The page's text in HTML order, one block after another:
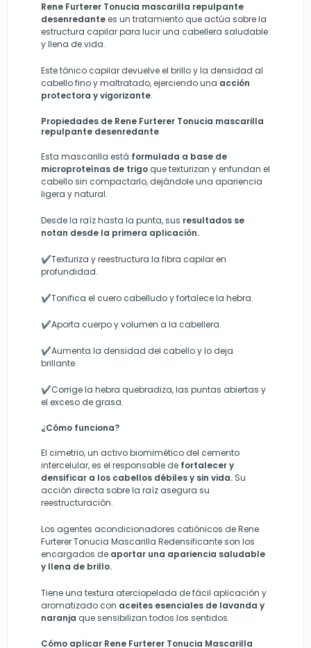
Rene Furterer Tonucia mascarilla repulpante
desenredantees un tratamiento que actúa sobre la
estructura capilar para lucir una cabellera saludable
y llena de vida.
Este tónico capilar devuelve el brillo y la densidad al
cabello fino y maltratado, ejerciendo una acción
protectora y vigorizante.
Propiedades de Rene Furterer Tonucia mascarilla
repulpante desenredante
Esta mascarilla está formulada a base de
microproteínas de trigo que texturizan y enfundan el
cabello sin compactarlo, dejándole una apariencia
ligera y natural.
Desde la raíz hasta la punta, sus resultados se
notan desde la primera aplicación.
✔Texturiza y reestructura la fibra capilar en
profundidad.
✔Tonifica el cuero cabelludo y fortalece la hebra.
✔Aporta cuerpo y volumen a la cabellera.
✔Aumenta la densidad del cabello y lo deja
brillante.
✔Corrige la hebra quebradiza, las puntas abiertas y
el exceso de grasa.
¿Cómo funciona?
El cimetrio, un activo biomimético del cemento
intercelular, es el responsable de fortalecer y
densificar a los cabellos débiles y sin vida. Su
acción directa sobre la raíz asegura su
reestructuración.
Los agentes acondicionadores catiónicos de Rene
Furterer Tonucia Mascarilla Redensificante son los
encargados de aportar una apariencia saludable
y llena de brillo.
Tiene una textura aterciopelada de fácil aplicación y
aromatizado con aceites esenciales de lavanda y
naranja que sensibilizan todos los sentidos.
Cómo aplicar Rene Furterer Tonucia Mascarilla